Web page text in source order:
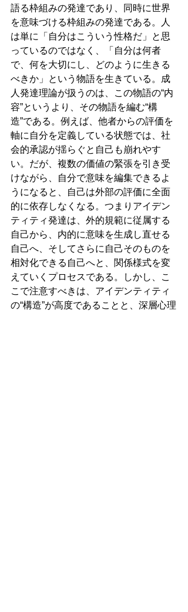
語る枠組みの発達であり、同時に世界
を意味づける枠組みの発達である。人
は単に「自分はこういう性格だ」と思
っているのではなく、「自分は何者
で、何を大切にし、どのように生きる
べきか」という物語を生きている。成
人発達理論が扱うのは、この物語の“内
容”というより、その物語を編む“構
造”である。例えば、他者からの評価を
軸に自分を定義している状態では、社
会的承認が揺らぐと自己も崩れやす
い。だが、複数の価値の緊張を引き受
けながら、自分で意味を編集できるよ
うになると、自己は外部の評価に全面
的に依存しなくなる。つまりアイデン
ティティ発達は、外的規範に従属する
自己から、内的に意味を生成し直せる
自己へ、そしてさらに自己そのものを
相対化できる自己へと、関係様式を変
えていくプロセスである。しかし、こ
こで注意すべきは、アイデンティティ
の“構造”が高度であることと、深層心理